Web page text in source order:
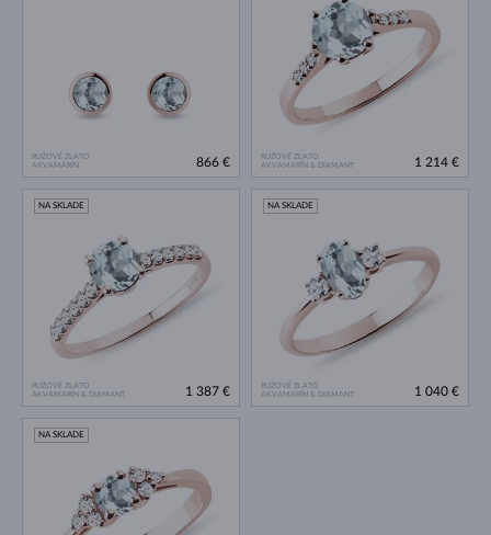
RUŽOVÉ ZLATO
AKVAMARÍN
866 €
RUŽOVÉ ZLATO
AKVAMARÍN & DIAMANT
1 214 €
RUŽOVÉ ZLATO
AKVAMARÍN & DIAMANT
NA SKLADE
1 387 €
RUŽOVÉ ZLATO
AKVAMARÍN & DIAMANT
NA SKLADE
1 040 €
NA SKLADE